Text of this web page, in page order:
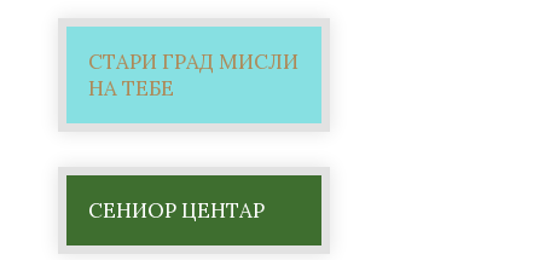
СТАРИ ГРАД МИСЛИ
НА ТЕБЕ
СЕНИОР ЦЕНТАР